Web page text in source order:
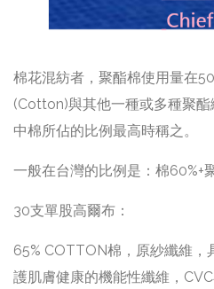
棉花混紡者，聚酯棉使用量在
(Cotton)與其他一種或多種聚
中棉所佔的比例最高時稱之。
一般在台灣的比例是：棉60%+
30支單股高爾布：
65% COTTON棉，原紗纖維，
護肌膚健康的機能性纖維，